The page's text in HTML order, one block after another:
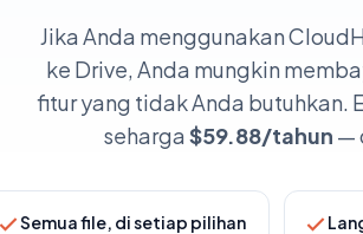
Jika Anda menggunakan
ke Drive, Anda mungkin
fitur yang tidak Anda butuhkan.
seharga $59.88/tahun —
Semua file, di setiap pilihan